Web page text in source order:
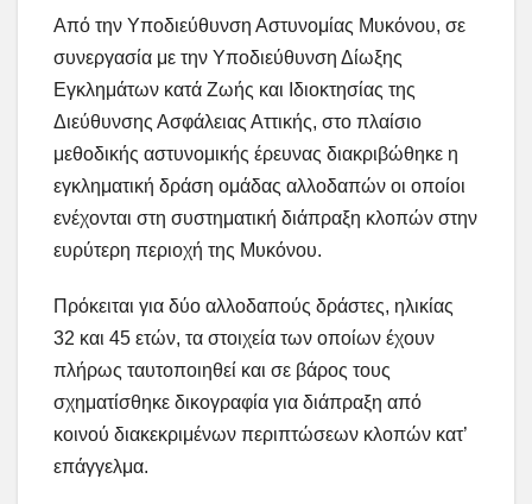
Από την Υποδιεύθυνση Αστυνομίας Μυκόνου, σε
συνεργασία με την Υποδιεύθυνση Δίωξης
Εγκλημάτων κατά Ζωής και Ιδιοκτησίας της
Διεύθυνσης Ασφάλειας Αττικής, στο πλαίσιο
μεθοδικής αστυνομικής έρευνας διακριβώθηκε η
εγκληματική δράση ομάδας αλλοδαπών οι οποίοι
ενέχονται στη συστηματική διάπραξη κλοπών στην
ευρύτερη περιοχή της Μυκόνου.
Πρόκειται για δύο αλλοδαπούς δράστες, ηλικίας
32 και 45 ετών, τα στοιχεία των οποίων έχουν
πλήρως ταυτοποιηθεί και σε βάρος τους
σχηματίσθηκε δικογραφία για διάπραξη από
κοινού διακεκριμένων περιπτώσεων κλοπών κατ’
επάγγελμα.